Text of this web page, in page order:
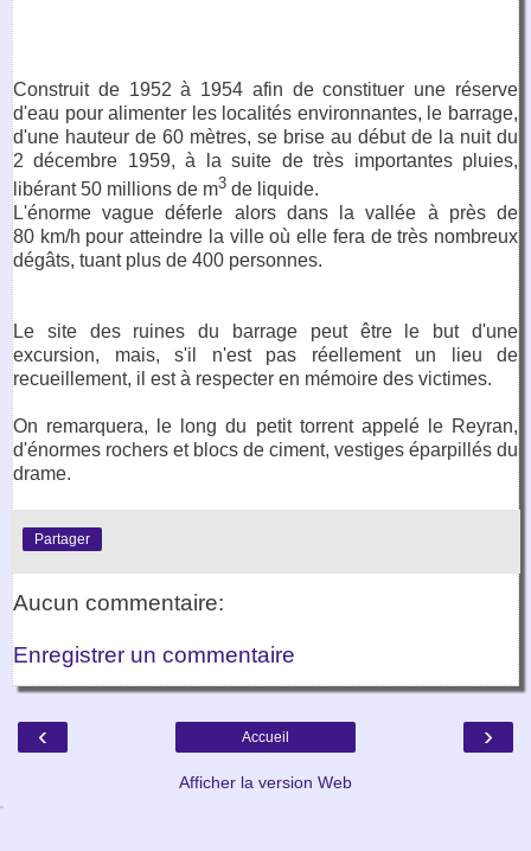
Construit de 1952 à 1954 afin de constituer une réserve
d'eau pour alimenter les localités environnantes, le barrage,
d'une hauteur de 60 mètres, se brise au début de la nuit du
2 décembre 1959, à la suite de très importantes pluies,
libérant 50 millions de m3 de liquide.
L'énorme vague déferle alors dans la vallée à près de
80 km/h pour atteindre la ville où elle fera de très nombreux
dégâts, tuant plus de 400 personnes.
Le site des ruines du barrage peut être le but d'une
excursion, mais, s'il n'est pas réellement un lieu de
recueillement, il est à respecter en mémoire des victimes.
On remarquera, le long du petit torrent appelé le Reyran,
d'énormes rochers et blocs de ciment, vestiges éparpillés du
drame.
Partager
Aucun commentaire:
Enregistrer un commentaire
‹ ›
Accueil
Afficher la version Web